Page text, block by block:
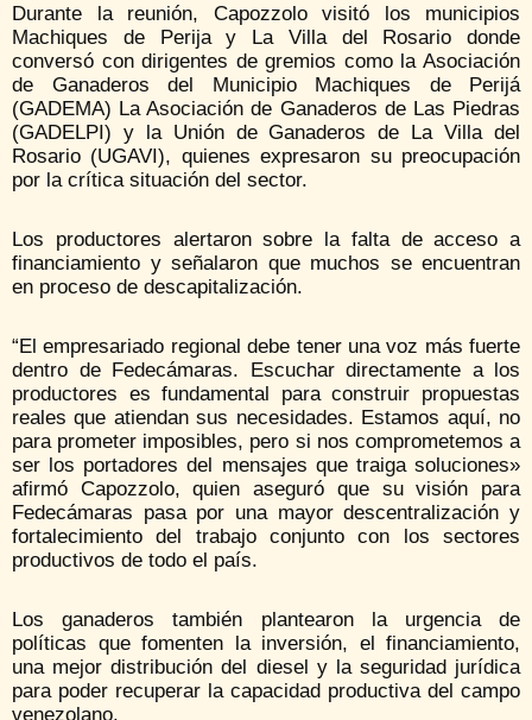
Durante la reunión, Capozzolo visitó los municipios
Machiques de Perija y La Villa del Rosario donde
conversó con dirigentes de gremios como la Asociación
de Ganaderos del Municipio Machiques de Perijá
(GADEMA) La Asociación de Ganaderos de Las Piedras
(GADELPI) y la Unión de Ganaderos de La Villa del
Rosario (UGAVI), quienes expresaron su preocupación
por la crítica situación del sector.
Los productores alertaron sobre la falta de acceso a
financiamiento y señalaron que muchos se encuentran
en proceso de descapitalización.
“El empresariado regional debe tener una voz más fuerte
dentro de Fedecámaras. Escuchar directamente a los
productores es fundamental para construir propuestas
reales que atiendan sus necesidades. Estamos aquí, no
para prometer imposibles, pero si nos comprometemos a
ser los portadores del mensajes que traiga soluciones»
afirmó Capozzolo, quien aseguró que su visión para
Fedecámaras pasa por una mayor descentralización y
fortalecimiento del trabajo conjunto con los sectores
productivos de todo el país.
Los ganaderos también plantearon la urgencia de
políticas que fomenten la inversión, el financiamiento,
una mejor distribución del diesel y la seguridad jurídica
para poder recuperar la capacidad productiva del campo
venezolano.